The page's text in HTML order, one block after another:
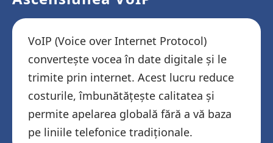
VoIP (Voice over Internet Protocol)
convertește vocea în date digitale și le
trimite prin internet. Acest lucru reduce
costurile, îmbunătățește calitatea și
permite apelarea globală fără a vă baza
pe liniile telefonice tradiționale.